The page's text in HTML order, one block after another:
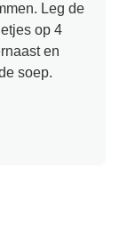
Leg de
op 4
en
soep.